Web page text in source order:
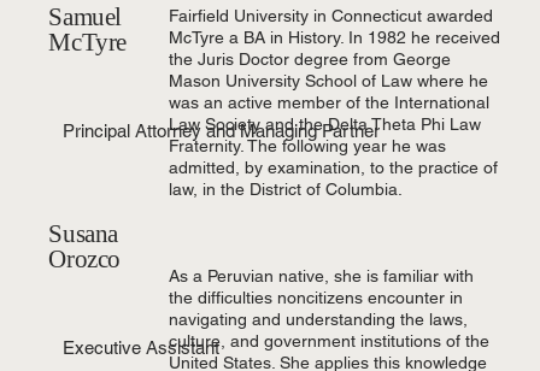
Samuel
McTyre
Fairfield University in Connecticut awarded
McTyre a BA in History. In 1982 he received
the Juris Doctor degree from George
Mason University School of Law where he
was an active member of the International
Law Society and the Delta Theta Phi Law
Fraternity. The following year he was
admitted, by examination, to the practice of
law, in the District of Columbia.
Principal Attorney and Managing Partner
Susana
Orozco
As a Peruvian native, she is familiar with
the difficulties noncitizens encounter in
navigating and understanding the laws,
culture, and government institutions of the
United States. She applies this knowledge
Executive Assistant